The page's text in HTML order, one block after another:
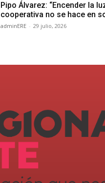
Pipo Álvarez: “Encender la
cooperativa no se hace en
adminERE - 29 julio, 2026